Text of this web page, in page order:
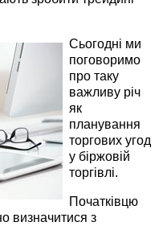
Сьогодні ми
поговоримо
про таку
важливу річ
як
планування
торгових угод
у біржовій
торгівлі.
Початківцю
визначитися з